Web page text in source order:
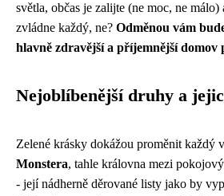
světla, občas je zalijte (ne moc, ne
zvládne každý, ne? Odměnou vám
hlavně zdravější a příjemnější domov
Nejoblíbenější druhy a
Zelené krásky dokážou proměnit každý
Monstera, tahle královna mezi
- její nádherně děrované listy jako by